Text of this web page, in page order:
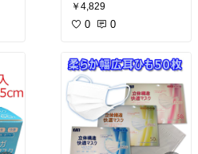
￥4,829
0 0